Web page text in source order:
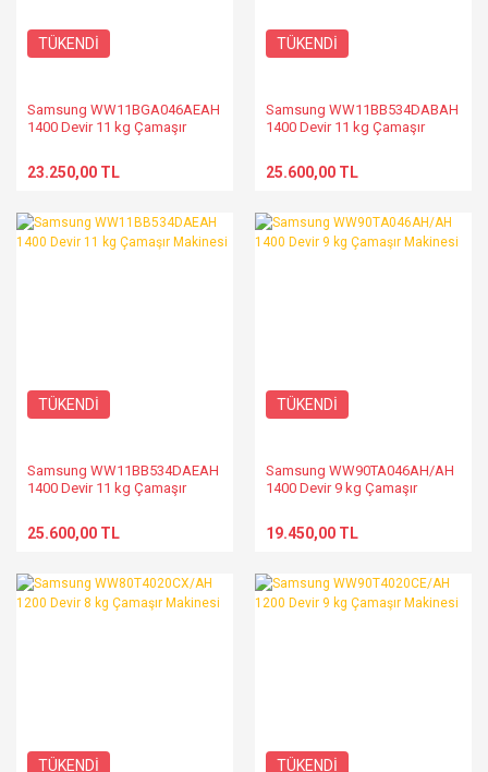
TÜKENDİ
Samsung WW11BGA046AEAH
1400 Devir 11 kg Çamaşır
23.250,00 TL
TÜKENDİ
Samsung WW11BB534DABAH
1400 Devir 11 kg Çamaşır
25.600,00 TL
TÜKENDİ
Samsung WW11BB534DAEAH
1400 Devir 11 kg Çamaşır
25.600,00 TL
TÜKENDİ
Samsung WW90TA046AH/AH
1400 Devir 9 kg Çamaşır
19.450,00 TL
TÜKENDİ TÜKENDİ